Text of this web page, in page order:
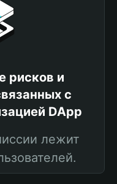
рисков и
с
DApp
лежит